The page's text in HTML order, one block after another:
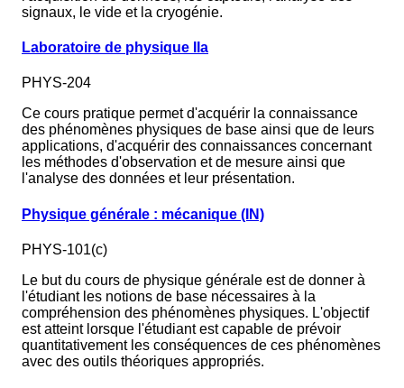
signaux, le vide et la cryogénie.
Laboratoire de physique IIa
PHYS-204
Ce cours pratique permet d'acquérir la connaissance
des phénomènes physiques de base ainsi que de leurs
applications, d'acquérir des connaissances concernant
les méthodes d'observation et de mesure ainsi que
l'analyse des données et leur présentation.
Physique générale : mécanique (IN)
PHYS-101(c)
Le but du cours de physique générale est de donner à
l'étudiant les notions de base nécessaires à la
compréhension des phénomènes physiques. L'objectif
est atteint lorsque l'étudiant est capable de prévoir
quantitativement les conséquences de ces phénomènes
avec des outils théoriques appropriés.